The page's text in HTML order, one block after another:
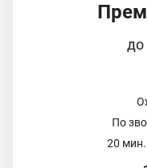
до
По
20